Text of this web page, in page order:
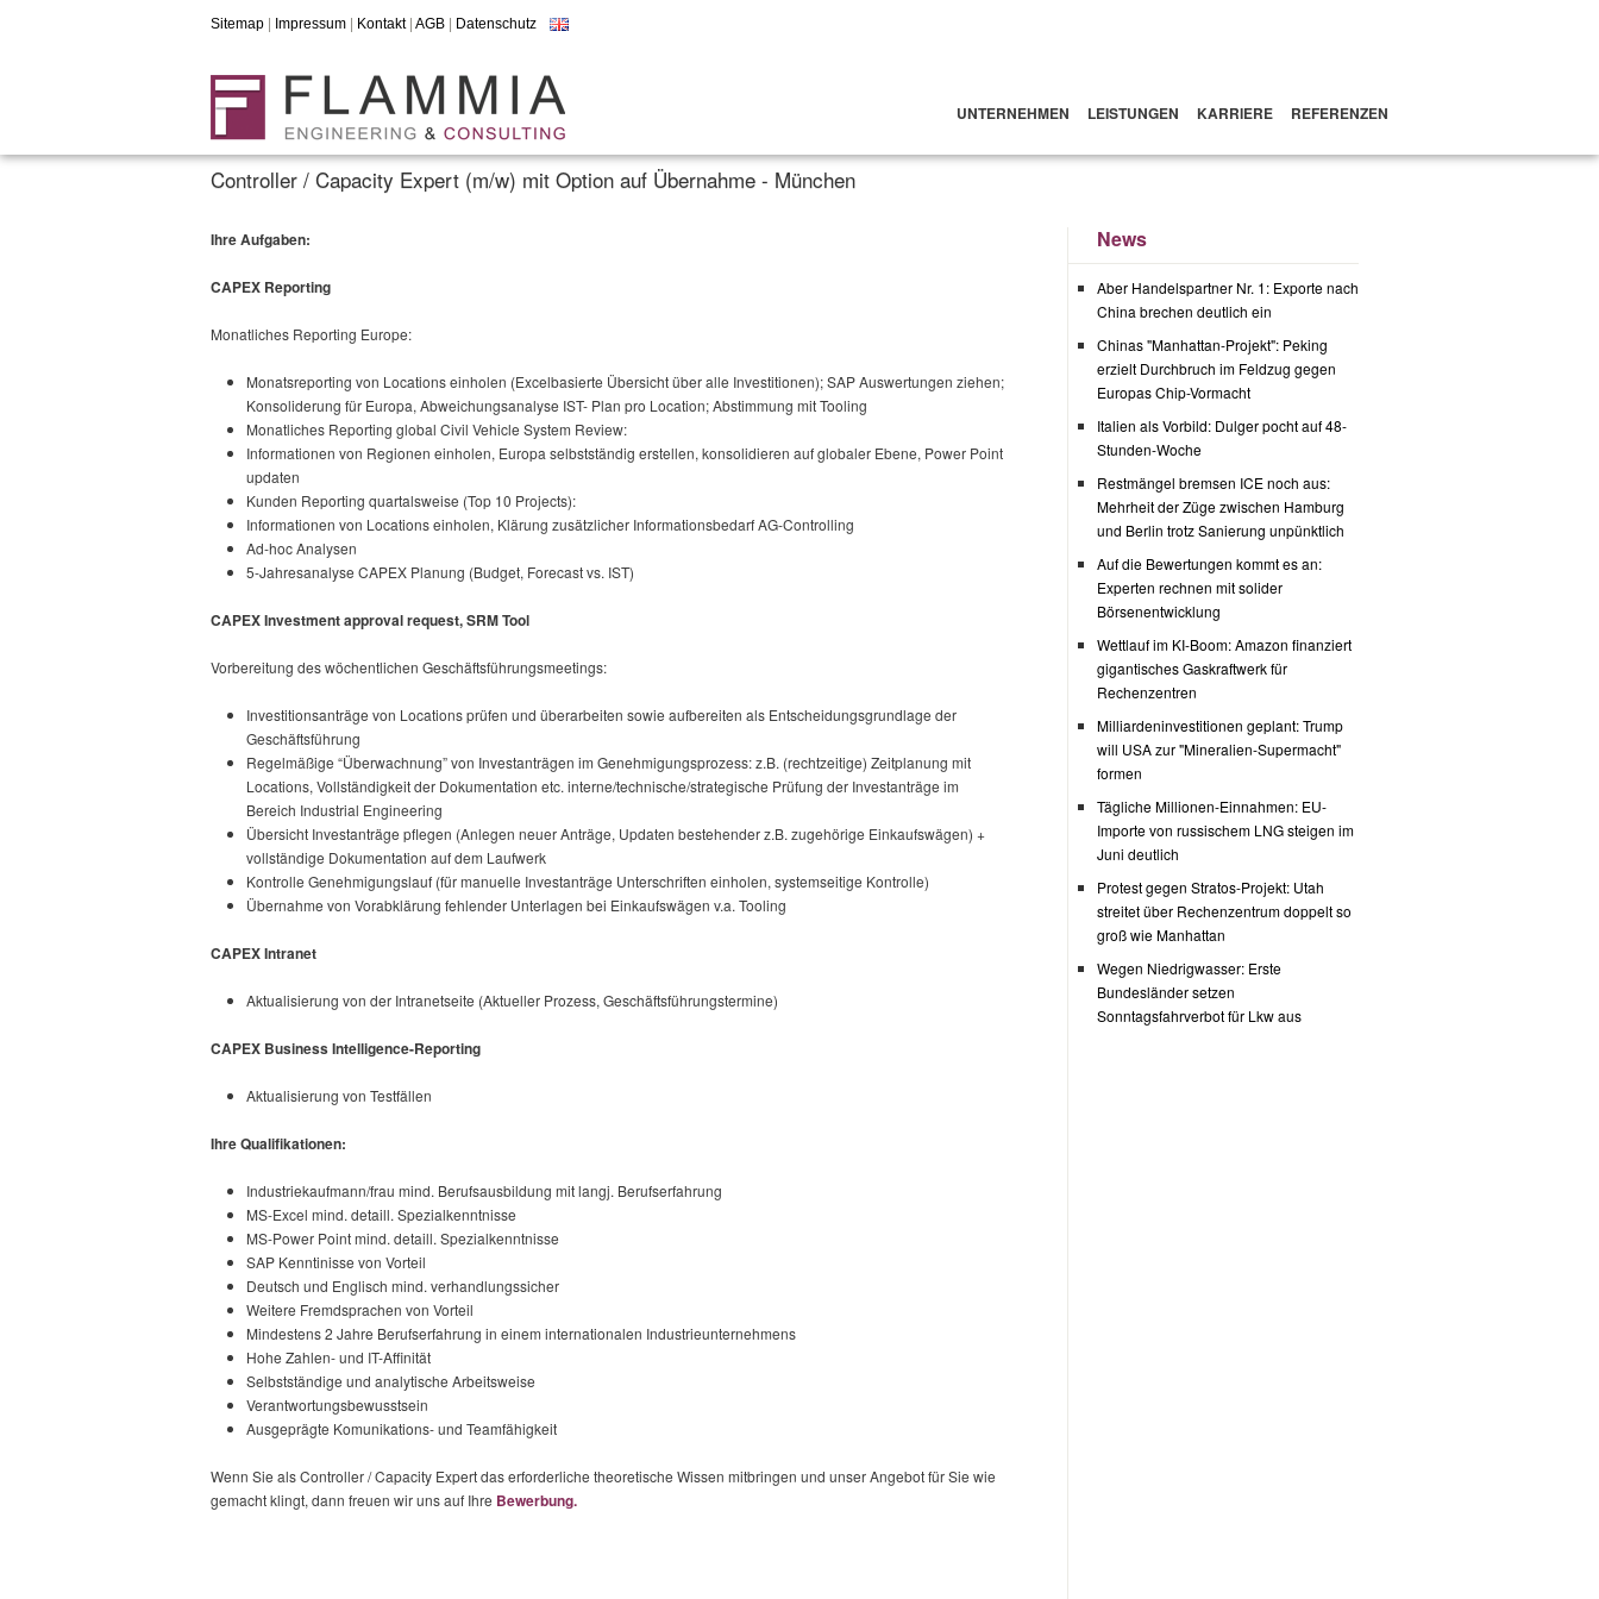
UNTERNEHMEN LEISTUNGEN KARRIERE REFERENZEN
Sitemap Impressum Kontakt| AGB Datenschutz
Controller / Capacity Expert (m/w) mit Option auf Übernahme - München
Ihre Aufgaben:
CAPEX Reporting
Monatliches Reporting Europe:
Monatsreporting von Locations einholen (Excelbasierte Übersicht über alle Investitionen); SAP Auswertungen ziehen;
Konsoliderung für Europa, Abweichungsanalyse IST- Plan pro Location; Abstimmung mit Tooling
Monatliches Reporting global Civil Vehicle System Review:
Informationen von Regionen einholen, Europa selbstständig erstellen, konsolidieren auf globaler Ebene, Power Point
updaten
Kunden Reporting quartalsweise (Top 10 Projects):
Informationen von Locations einholen, Klärung zusätzlicher Informationsbedarf AG-Controlling
Ad-hoc Analysen
5-Jahresanalyse CAPEX Planung (Budget, Forecast vs. IST)
CAPEX Investment approval request, SRM Tool
Vorbereitung des wöchentlichen Geschäftsführungsmeetings:
Investitionsanträge von Locations prüfen und überarbeiten sowie aufbereiten als Entscheidungsgrundlage der
Geschäftsführung
Regelmäßige “Überwachnung” von Investanträgen im Genehmigungsprozess: z.B. (rechtzeitige) Zeitplanung mit
Locations, Vollständigkeit der Dokumentation etc. interne/technische/strategische Prüfung der Investanträge im
Bereich Industrial Engineering
Übersicht Investanträge pflegen (Anlegen neuer Anträge, Updaten bestehender z.B. zugehörige Einkaufswägen) +
vollständige Dokumentation auf dem Laufwerk
Kontrolle Genehmigungslauf (für manuelle Investanträge Unterschriften einholen, systemseitige Kontrolle)
Übernahme von Vorabklärung fehlender Unterlagen bei Einkaufswägen v.a. Tooling
CAPEX Intranet
Aktualisierung von der Intranetseite (Aktueller Prozess, Geschäftsführungstermine)
CAPEX Business Intelligence-Reporting
Aktualisierung von Testfällen
Ihre Qualifikationen:
Industriekaufmann/frau mind. Berufsausbildung mit langj. Berufserfahrung
MS-Excel mind. detaill. Spezialkenntnisse
MS-Power Point mind. detaill. Spezialkenntnisse
SAP Kenntinisse von Vorteil
Deutsch und Englisch mind. verhandlungssicher
Weitere Fremdsprachen von Vorteil
Mindestens 2 Jahre Berufserfahrung in einem internationalen Industrieunternehmens
Hohe Zahlen- und IT-Affinität
Selbstständige und analytische Arbeitsweise
Verantwortungsbewusstsein
Ausgeprägte Komunikations- und Teamfähigkeit
Wenn Sie als Controller / Capacity Expert das erforderliche theoretische Wissen mitbringen und unser Angebot für Sie wie
gemacht klingt, dann freuen wir uns auf Ihre Bewerbung.
News
Aber Handelspartner Nr. 1: Exporte nach
China brechen deutlich ein
Chinas "Manhattan-Projekt": Peking
erzielt Durchbruch im Feldzug gegen
Europas Chip-Vormacht
Italien als Vorbild: Dulger pocht auf 48-
Stunden-Woche
Restmängel bremsen ICE noch aus:
Mehrheit der Züge zwischen Hamburg
und Berlin trotz Sanierung unpünktlich
Auf die Bewertungen kommt es an:
Experten rechnen mit solider
Börsenentwicklung
Wettlauf im KI-Boom: Amazon finanziert
gigantisches Gaskraftwerk für
Rechenzentren
Milliardeninvestitionen geplant: Trump
will USA zur "Mineralien-Supermacht"
formen
Tägliche Millionen-Einnahmen: EU-
Importe von russischem LNG steigen im
Juni deutlich
Protest gegen Stratos-Projekt: Utah
streitet über Rechenzentrum doppelt so
groß wie Manhattan
Wegen Niedrigwasser: Erste
Bundesländer setzen
Sonntagsfahrverbot für Lkw aus